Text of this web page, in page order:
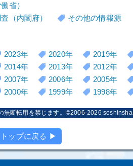
省）
（内閣府）
その他の情報源
2023年 2020年 2019年
2014年 2013年 2012年
2007年 2006年 2005年
2000年 1999年 1998年
無断転用を禁じます。©2006-2026 soshinsha
トップに戻る ▶